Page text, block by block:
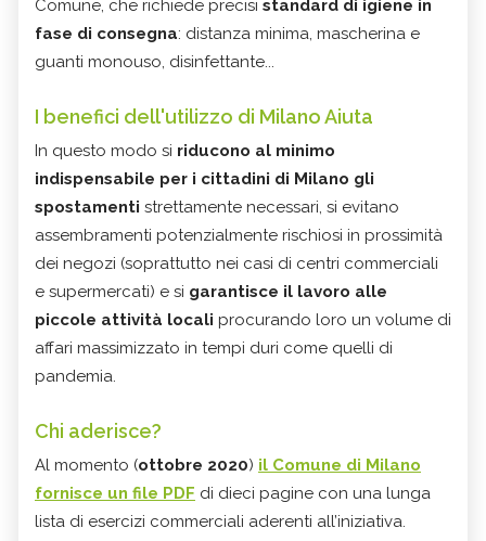
Comune, che richiede precisi standard di igiene in
fase di consegna: distanza minima, mascherina e
guanti monouso, disinfettante...
I benefici dell'utilizzo di Milano Aiuta
In questo modo si riducono al minimo
indispensabile per i cittadini di Milano gli
spostamenti strettamente necessari, si evitano
assembramenti potenzialmente rischiosi in prossimità
dei negozi (soprattutto nei casi di centri commerciali
e supermercati) e si garantisce il lavoro alle
piccole attività locali procurando loro un volume di
affari massimizzato in tempi duri come quelli di
pandemia.
Chi aderisce?
Al momento (ottobre 2020) il Comune di Milano
fornisce un file PDF di dieci pagine con una lunga
lista di esercizi commerciali aderenti all’iniziativa.